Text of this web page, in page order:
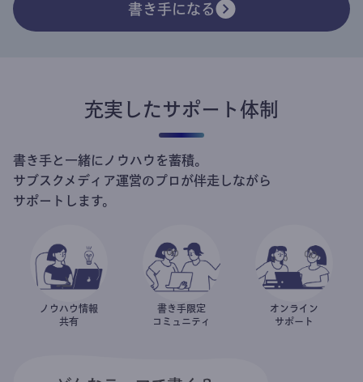
書き手になる
充実したサポート体制
書き手と一緒にノウハウを蓄積。
サブスクメディア運営のプロが伴走しながら
サポートします。
ノウハウ情報
共有
書き手限定
コミュニティ
オンライン
サポート